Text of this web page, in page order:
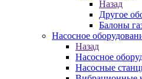
Назад
Другое
Балоны
Насосное
Назад
Насосное
Насосные